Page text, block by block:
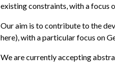
existing constraints, with a focus
Our aim is to contribute to the
here), with a particular focus on
We are currently accepting